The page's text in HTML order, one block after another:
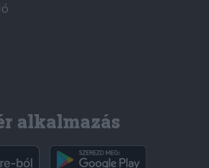
alkalmazás